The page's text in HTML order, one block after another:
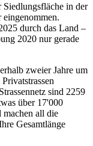
Siedlungsfläche in der
durch das Land –
2020 nur gerade
zweier Jahre um
sind 2259
über 17'000
all die
Gesamtlänge